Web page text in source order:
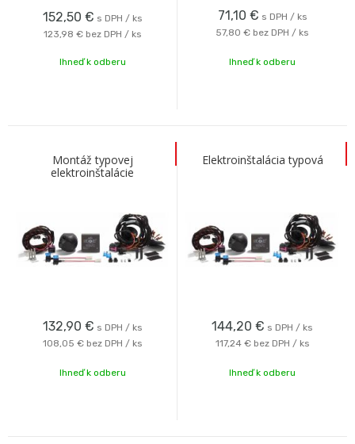
152,50 € s DPH / ks
123,98 € bez DPH / ks
Ihneď k odberu
71,10 € s DPH / ks
57,80 € bez DPH / ks
Ihneď k odberu
Montáž typovej
elektroinštalácie
132,90 € s DPH / ks
108,05 € bez DPH / ks
Ihneď k odberu
Elektroinštalácia typová
144,20 € s DPH / ks
117,24 € bez DPH / ks
Ihneď k odberu